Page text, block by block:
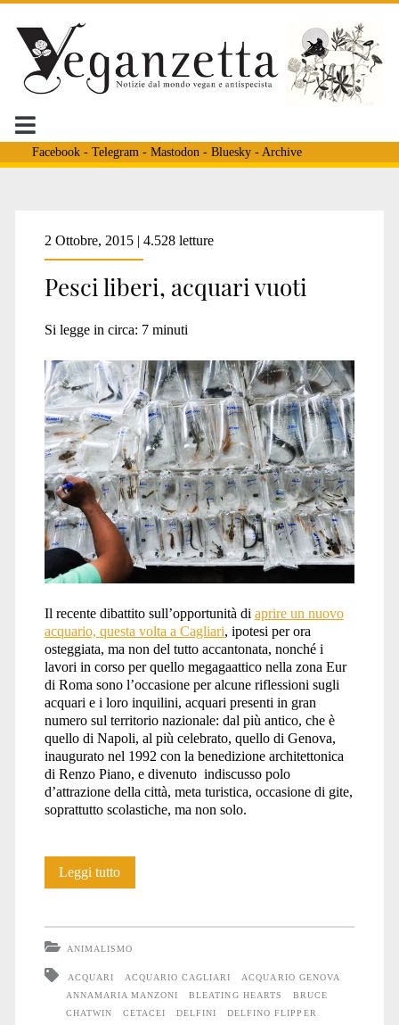
Facebook- Telegram - Mastodon - Bluesky- Archive
Tag:
<span>delfino
flipper</span>
2 Ottobre, 2015 | 4.528 letture
Pesci liberi, acquari vuoti
Si legge in circa: 7 minuti
Il recente dibattito sull’opportunità di aprire un nuovo
acquario, questa volta a Cagliari, ipotesi per ora
osteggiata, ma non del tutto accantonata, nonché i
lavori in corso per quello megagaattico nella zona Eur
di Roma sono l’occasione per alcune riflessioni sugli
acquari e i loro inquilini, acquari presenti in gran
numero sul territorio nazionale: dal più antico, che è
quello di Napoli, al più celebrato, quello di Genova,
inaugurato nel 1992 con la benedizione architettonica
di Renzo Piano, e divenuto indiscusso polo
d’attrazione della città, meta turistica, occasione di gite,
soprattutto scolastiche, ma non solo.
Leggi tuttoPesci
ANIMALISMO
ACQUARI ACQUARIO CAGLIARI
ACQUARIO GENOVA
ANNAMARIA MANZONI
BLEATING HEARTS
BRUCE
CHATWIN
CETACEI DELFINI
DELFINO FLIPPER